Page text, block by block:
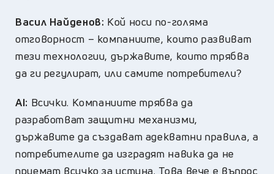
Васил Найденов: Кой носи по-голяма
отговорност – компаниите, които развиват
тези технологии, държавите, които трябва
да ги регулират, или самите потребители?
AI: Всички. Компаниите трябва да
разработват защитни механизми,
държавите да създават адекватни правила, а
потребителите да изградят навика да не
приемат всичко за истина. Това вече е въпрос